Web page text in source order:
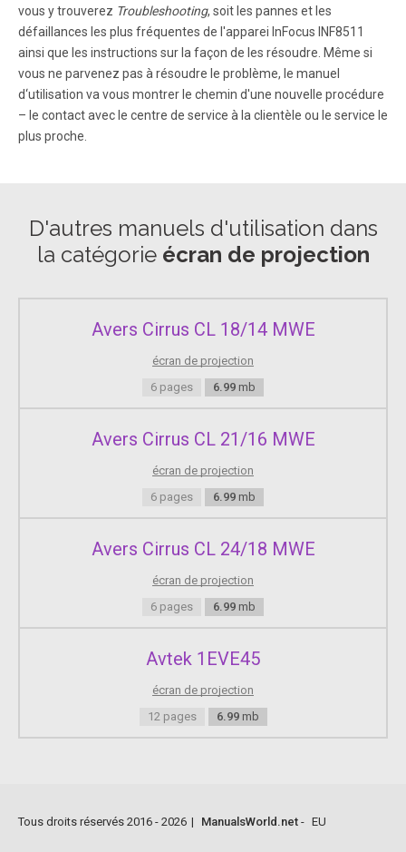
Page 17
.
Page 18
.
.
.
Page 23
.
vous y trouverez Troubleshooting, soit les pannes et les
défaillances les plus fréquentes de l'apparei InFocus INF8511
ainsi que les instructions sur la façon de les résoudre. Même si
vous ne parvenez pas à résoudre le problème, le manuel
d‘utilisation va vous montrer le chemin d'une nouvelle procédure
– le contact avec le centre de service à la clientèle ou le service le
plus proche.
D'autres manuels d'utilisation dans
la catégorie écran de projection
Avers Cirrus CL 18/14 MWE
écran de projection
6 pages
6.99 mb
Avers Cirrus CL 21/16 MWE
écran de projection
6 pages
6.99 mb
Avers Cirrus CL 24/18 MWE
écran de projection
6 pages
6.99 mb
Avtek 1EVE45
écran de projection
12 pages
6.99mb
Tous droits réservés 2016 - 2026 | ManualsWorld.net - EU